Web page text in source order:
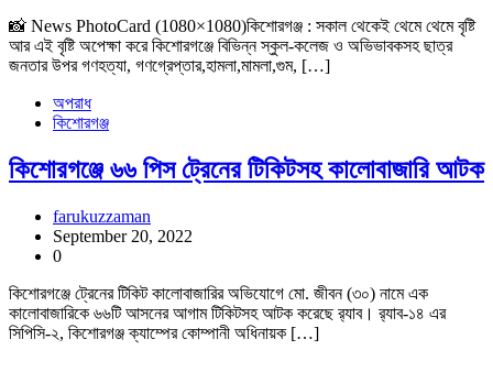
📸 News PhotoCard (1080×1080)কিশোরগঞ্জ : সকাল থেকেই থেমে থেমে বৃষ্টি
আর এই বৃষ্টি অপেক্ষা করে কিশোরগঞ্জে বিভিন্ন স্কুল-কলেজ ও অভিভাবকসহ ছাত্র
জনতার উপর গণহত্যা, গণগ্রেপ্তার,হামলা,মামলা,গুম, […]
অপরাধ
কিশোরগঞ্জ
কিশোরগঞ্জে ৬৬ পিস ট্রেনের টিকিটসহ কালোবাজারি আটক
farukuzzaman
September 20, 2022
0
কিশোরগঞ্জে ট্রেনের টিকিট কালোবাজারির অভিযোগে মো. জীবন (৩০) নামে এক
কালোবাজারিকে ৬৬টি আসনের আগাম টিকিটসহ আটক করেছে র‌্যাব। র‌্যাব-১৪ এর
সিপিসি-২, কিশোরগঞ্জ ক্যাম্পের কোম্পানী অধিনায়ক […]